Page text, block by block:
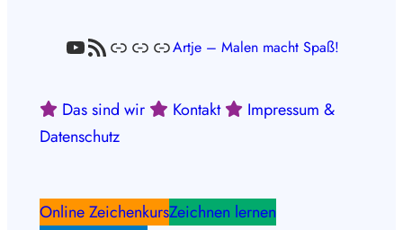
YouTube
RSS-FeedLinkLinkLinkArtje – Malen macht Spaß!
Das sind wir Kontakt
Impressum &
Datenschutz
Online ZeichenkursZeichnen lernen